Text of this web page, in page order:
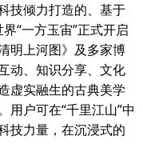
倾力打造的、基于
“一方玉宙”正式开启
明上河图》及多家博
动、知识分享、文化
虚实融生的古典美学
用户可在“千里江山”中
技力量，在沉浸式的